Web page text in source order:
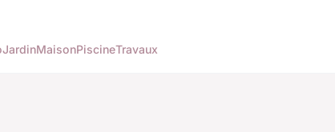
JardinMaisonPiscineTravaux